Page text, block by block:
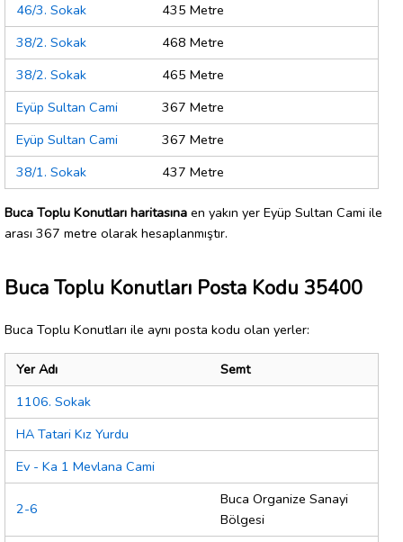
46/3. Sokak
435 Metre
38/2. Sokak
468 Metre
38/2. Sokak
465 Metre
Eyüp Sultan Cami
367 Metre
Eyüp Sultan Cami
367 Metre
38/1. Sokak
437 Metre
Buca Toplu Konutları haritasına en yakın yer Eyüp Sultan Cami ile
arası 367 metre olarak hesaplanmıştır.
Buca Toplu Konutları Posta Kodu 35400
Buca Toplu Konutları ile aynı posta kodu olan yerler:
Yer Adı
Semt
1106. Sokak
HA Tatari Kız Yurdu
Ev - Ka 1 Mevlana Cami
2-6
Buca Organize Sanayi
Bölgesi